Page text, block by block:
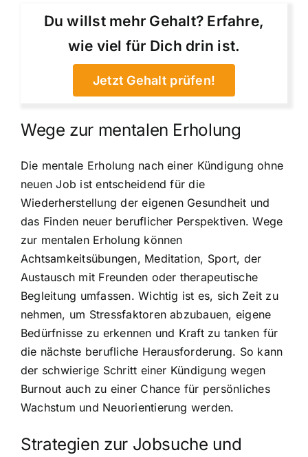
Du willst mehr Gehalt? Erfahre,
wie viel für Dich drin ist.
Jetzt Gehalt prüfen!
Wege zur mentalen Erholung
Die mentale Erholung nach einer Kündigung ohne
neuen Job ist entscheidend für die
Wiederherstellung der eigenen Gesundheit und
das Finden neuer beruflicher Perspektiven. Wege
zur mentalen Erholung können
Achtsamkeitsübungen, Meditation, Sport, der
Austausch mit Freunden oder therapeutische
Begleitung umfassen. Wichtig ist es, sich Zeit zu
nehmen, um Stressfaktoren abzubauen, eigene
Bedürfnisse zu erkennen und Kraft zu tanken für
die nächste berufliche Herausforderung. So kann
der schwierige Schritt einer Kündigung wegen
Burnout auch zu einer Chance für persönliches
Wachstum und Neuorientierung werden.
Strategien zur Jobsuche und